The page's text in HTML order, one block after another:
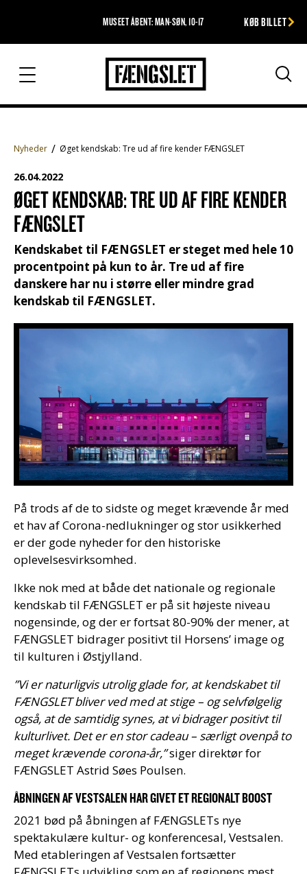
MUSEET ÅBENT: MAN-SØN, 10-17 KØB BILLET
Fængslet
Søg
Nyheder Øget kendskab: Tre ud af fire kender FÆNGSLET
26.04.2022
ØGET KENDSKAB: TRE UD AF FIRE KENDER
FÆNGSLET
Kendskabet til FÆNGSLET er steget med hele 10
procentpoint på kun to år. Tre ud af fire
danskere har nu i større eller mindre grad
kendskab til FÆNGSLET.
På trods af de to sidste og meget krævende år med
et hav af Corona-nedlukninger og stor usikkerhed
er der gode nyheder for den historiske
oplevelsesvirksomhed.
Ikke nok med at både det nationale og regionale
kendskab til FÆNGSLET er på sit højeste niveau
nogensinde, og der er fortsat 80-90% der mener, at
FÆNGSLET bidrager positivt til Horsens’ image og
til kulturen i Østjylland.
”Vi er naturligvis utrolig glade for, at kendskabet til
FÆNGSLET bliver ved med at stige – og selvfølgelig
også, at de samtidig synes, at vi bidrager positivt til
kulturlivet. Det er en stor cadeau – særligt ovenpå to
meget krævende corona-år,”siger direktør for
FÆNGSLET Astrid Søes Poulsen.
ÅBNINGEN AF VESTSALEN HAR GIVET ET REGIONALT BOOST
2021 bød på åbningen af FÆNGSLETs nye
spektakulære kultur- og konferencesal, Vestsalen.
Med etableringen af Vestsalen fortsætter